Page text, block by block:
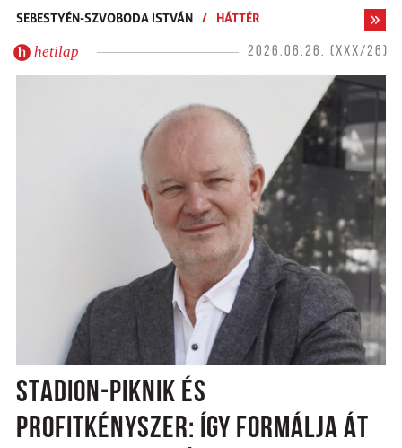
SEBESTYÉN-SZVOBODA ISTVÁN / HÁTTÉR
hetilap 2026.06.26. (XXX/26)
STADION-PIKNIK ÉS
PROFITKÉNYSZER: ÍGY FORMÁLJA ÁT